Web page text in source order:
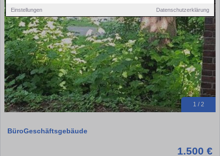
Einstellungen Datenschutzerklärung
1 / 2
BüroGeschäftsgebäude
1.500 €